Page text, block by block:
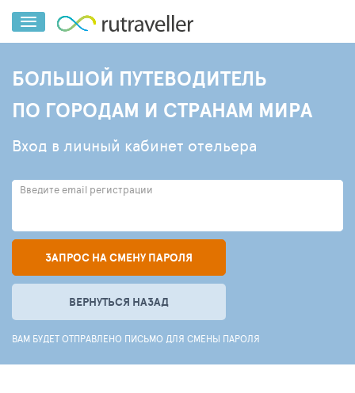
БОЛЬШОЙ ПУТЕВОДИТЕЛЬ
ПО ГОРОДАМ И СТРАНАМ МИРА
Вход в личный кабинет отельера
Введите email регистрации
ЗАПРОС НА СМЕНУ ПАРОЛЯ
ВЕРНУТЬСЯ НАЗАД
ВАМ БУДЕТ ОТПРАВЛЕНО ПИСЬМО ДЛЯ СМЕНЫ ПАРОЛЯ